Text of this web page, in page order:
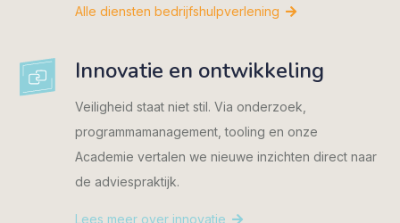
Alle diensten bedrijfshulpverlening
Innovatie en ontwikkeling
Veiligheid staat niet stil. Via onderzoek,
programmamanagement, tooling en onze
Academie vertalen we nieuwe inzichten direct naar
de adviespraktijk.
Lees meer over innovatie